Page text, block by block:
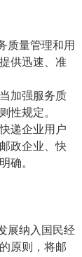
量管理和用
供迅速、准
加强服务质
性规定。
递企业用户
政企业、快
确。
纳入国民经
原则，将邮